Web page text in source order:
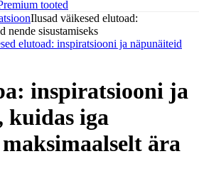
tooted
Ilusad väikesed elutoad:
nende sisustamiseks
elutoad: inspiratsiooni ja näpunäiteid
inspiratsiooni ja
kuidas iga
ära